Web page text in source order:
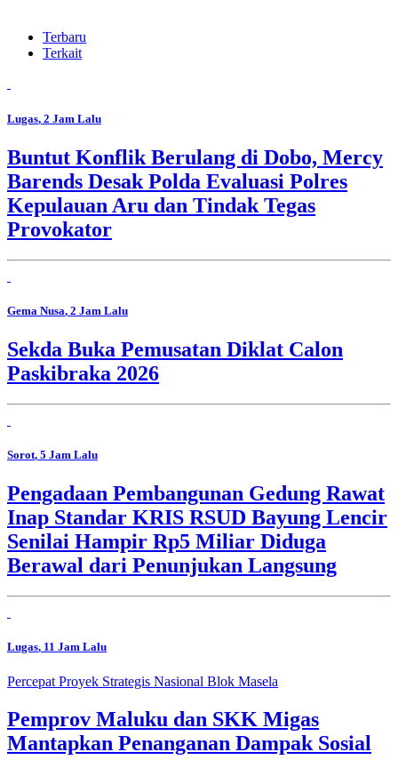
Terbaru
Terkait
Lugas, 2 Jam Lalu
Buntut Konflik Berulang di Dobo, Mercy
Barends Desak Polda Evaluasi Polres
Kepulauan Aru dan Tindak Tegas
Provokator
Gema Nusa, 2 Jam Lalu
Sekda Buka Pemusatan Diklat Calon
Paskibraka 2026
Sorot, 5 Jam Lalu
Pengadaan Pembangunan Gedung Rawat
Inap Standar KRIS RSUD Bayung Lencir
Senilai Hampir Rp5 Miliar Diduga
Berawal dari Penunjukan Langsung
Lugas, 11 Jam Lalu
Percepat Proyek Strategis Nasional Blok Masela
Pemprov Maluku dan SKK Migas
Mantapkan Penanganan Dampak Sosial